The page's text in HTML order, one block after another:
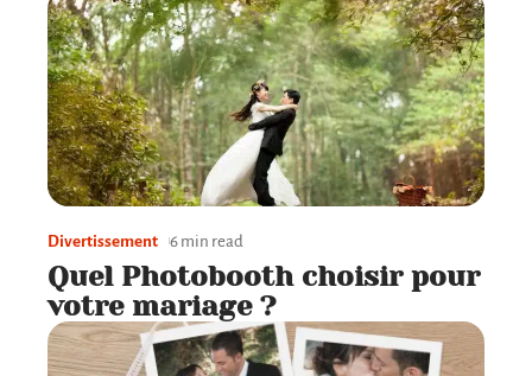
Divertissement 6 min read
Quel Photobooth choisir pour
votre mariage ?